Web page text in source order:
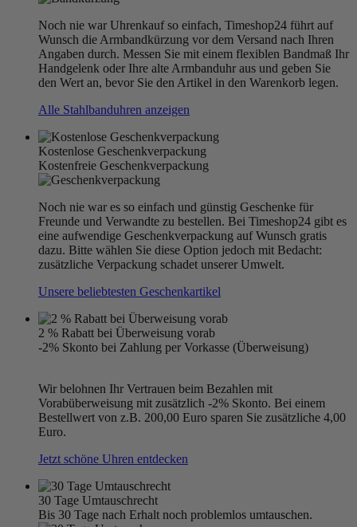
Noch nie war Uhrenkauf so einfach, Timeshop24 führt auf
Wunsch die Armbandkürzung vor dem Versand nach Ihren
Angaben durch. Messen Sie mit einem flexiblen Bandmaß Ihr
Handgelenk oder Ihre alte Armbanduhr aus und geben Sie
den Wert an, bevor Sie den Artikel in den Warenkorb legen.
Alle Stahlbanduhren anzeigen
Kostenlose Geschenkverpackung
Kostenfreie Geschenkverpackung
Noch nie war es so einfach und günstig Geschenke für
Freunde und Verwandte zu bestellen. Bei Timeshop24 gibt es
eine aufwendige Geschenkverpackung auf Wunsch gratis
dazu. Bitte wählen Sie diese Option jedoch mit Bedacht:
zusätzliche Verpackung schadet unserer Umwelt.
Unsere beliebtesten Geschenkartikel
2 % Rabatt bei Überweisung vorab
-2% Skonto bei Zahlung per Vorkasse (Überweisung)
Wir belohnen Ihr Vertrauen beim Bezahlen mit
Vorabüberweisung mit zusätzlich -2% Skonto. Bei einem
Bestellwert von z.B. 200,00 Euro sparen Sie zusätzliche 4,00
Euro.
Jetzt schöne Uhren entdecken
30 Tage Umtauschrecht
Bis 30 Tage nach Erhalt noch problemlos umtauschen.